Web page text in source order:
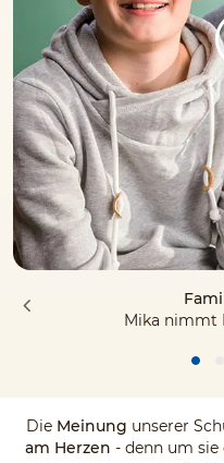
Mika nimmt
Die Meinung unserer
am Herzen - denn um sie